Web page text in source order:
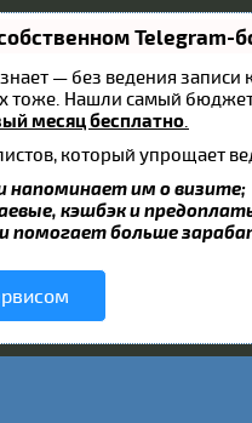
Telegram-
знает — без ведения
тоже. Нашли самый
месяц бесплатно
который упрощает
напоминает им о визите;
кэшбэк и
помогает больше